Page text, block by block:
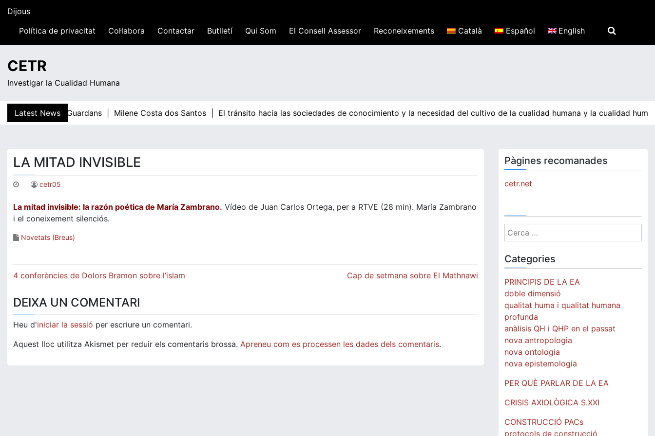
content
Dijous
05:18Política de privacitat Col·labora Contactar Butlletí Qui Som El Consell Assessor Reconeixements Català Español English
CETR
Investigar la Cualidad Humana
Latest News
Teresa Guardans | Milene Costa dos Santos | El tránsito hacia las sociedades de conocimiento y la necesidad del cultivo de la cualidad humana y la cualidad
LA MITAD INVISIBLE
cetr05
La mitad invisible: la razón poética de María Zambrano. Vídeo de Juan Carlos Ortega, per a RTVE (28 min). María Zambrano
i el coneixement silenciós.
Novetats (Breus)
Navegació
4 conferències de Dolors Bramon sobre l’islam Cap de setmana sobre El Mathnawi
DEIXA UN COMENTARI
Heu d'iniciar la sessió per escriure un comentari.
Aquest lloc utilitza Akismet per reduir els comentaris brossa. Apreneu com es processen les dades dels comentaris.
Pàgines recomanades
cetr.net
Cerca:
Categories
PRINCIPIS DE LA EA
doble dimensió
qualitat huma i qualitat humana
profunda
anàlisis QH i QHP en el passat
nova antropologia
nova ontologia
nova epistemologia
PER QUÈ PARLAR DE LA EA
CRISIS AXIOLÒGICA S.XXI
CONSTRUCCIÓ PACs
protocols de construcció